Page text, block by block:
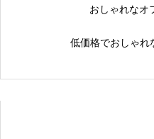
おしゃれなオ
低価格でおしゃれ